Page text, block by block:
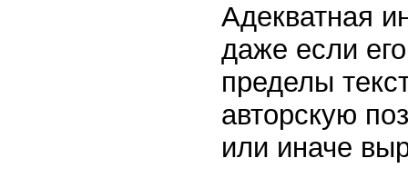
Адекватная
даже если
пределы
авторскую
или иначе